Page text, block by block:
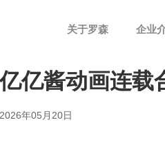
关于罗森 企业
亿亿酱动画连载
2026年05月20日